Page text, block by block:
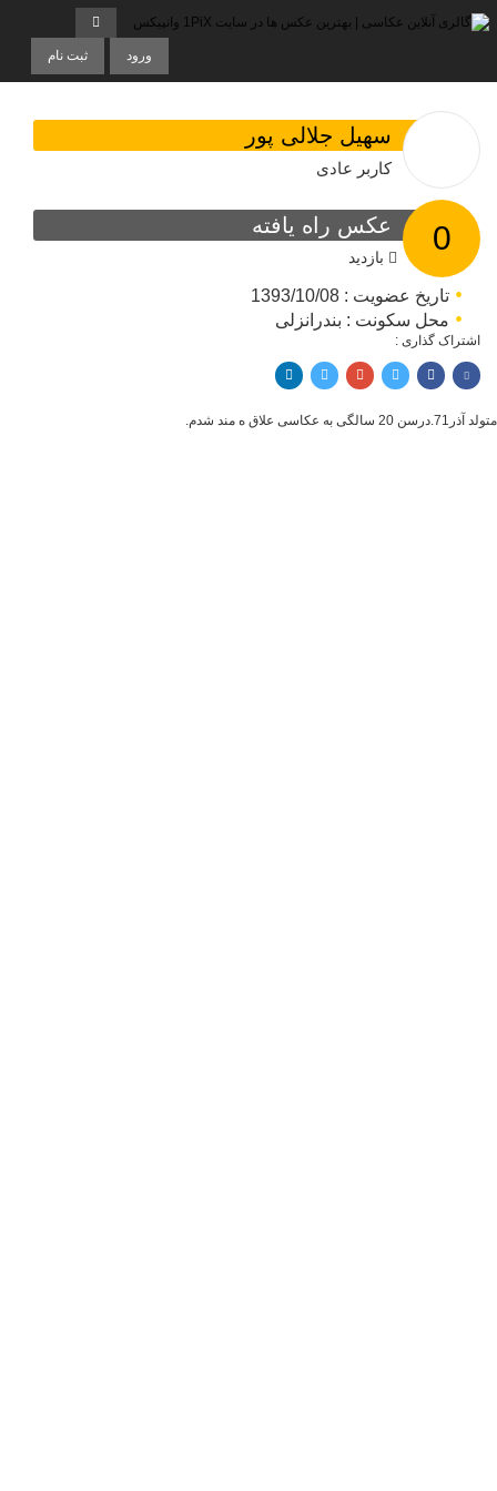
ورود ثبت نام
سهیل جلالی پور
کاربر عادی
0 عکس راه یافته
بازدید
تاریخ عضویت : 1393/10/08
محل سکونت : بندرانزلی
اشتراک گذاری :
اشتراک با فیسبوک
اشتراک در توییترپین کردن در پینترست
اشتراک با ایمیلاشتراک با لینکدین
متولد آذر71.درسن 20 سالگی به عکاسی علاق ه مند شدم.